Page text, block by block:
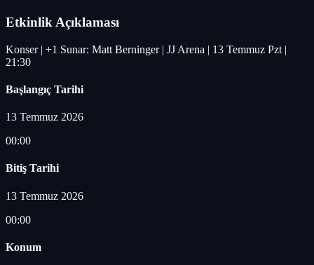
Etkinlik Açıklaması
Konser | +1 Sunar: Matt Berninger | JJ Arena | 13 Temmuz Pzt |
21:30
Başlangıç Tarihi
13 Temmuz 2026
00:00
Bitiş Tarihi
13 Temmuz 2026
00:00
Konum